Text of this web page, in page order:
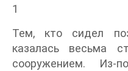
1
Тем, кто сидел
казалась весьма
сооружением. Из-